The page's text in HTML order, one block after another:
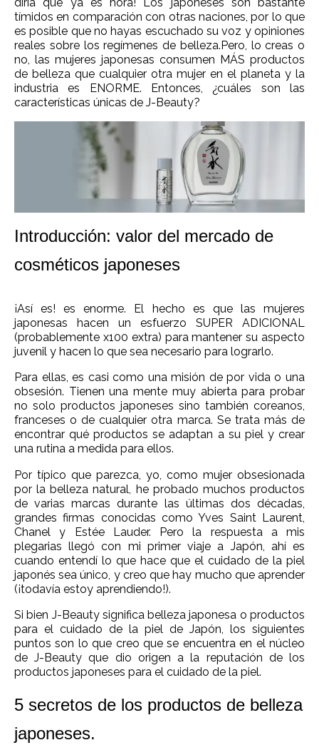
tímidos en comparación con otras naciones, por lo que
es posible que no hayas escuchado su voz y opiniones
reales sobre los regímenes de belleza.Pero, lo creas o
no, las mujeres japonesas consumen MÁS productos
de belleza que cualquier otra mujer en el planeta y la
industria es ENORME. Entonces, ¿cuáles son las
características únicas de J-Beauty?
Introducción: valor del mercado de
cosméticos japoneses
¡Así es! es enorme. El hecho es que las mujeres
japonesas hacen un esfuerzo SUPER ADICIONAL
(probablemente x100 extra) para mantener su aspecto
juvenil y hacen lo que sea necesario para lograrlo.
Para ellas, es casi como una misión de por vida o una
obsesión. Tienen una mente muy abierta para probar
no solo productos japoneses sino también coreanos,
franceses o de cualquier otra marca. Se trata más de
encontrar qué productos se adaptan a su piel y crear
una rutina a medida para ellos.
Por típico que parezca, yo, como mujer obsesionada
por la belleza natural, he probado muchos productos
de varias marcas durante las últimas dos décadas,
grandes firmas conocidas como Yves Saint Laurent,
Chanel y Estée Lauder. Pero la respuesta a mis
plegarias llegó con mi primer viaje a Japón, ahí es
cuando entendí lo que hace que el cuidado de la piel
japonés sea único, y creo que hay mucho que aprender
(¡todavía estoy aprendiendo!).
Si bien J-Beauty significa belleza japonesa o productos
para el cuidado de la piel de Japón, los siguientes
puntos son lo que creo que se encuentra en el núcleo
de J-Beauty que dio origen a la reputación de los
productos japoneses para el cuidado de la piel.
5 secretos de los productos de belleza
japoneses.